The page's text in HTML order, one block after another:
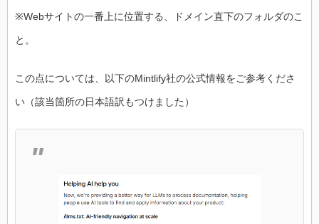
※Webサイトの一番上に位置する、ドメイン直下のフォルダのこ
と。
この点については、以下のMintlify社の公式情報をご参考くださ
い（該当箇所の日本語訳もつけました）